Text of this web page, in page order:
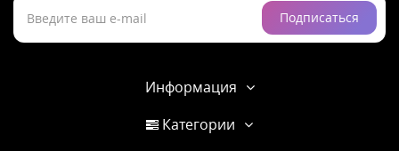
Подписаться
Информация
Категории